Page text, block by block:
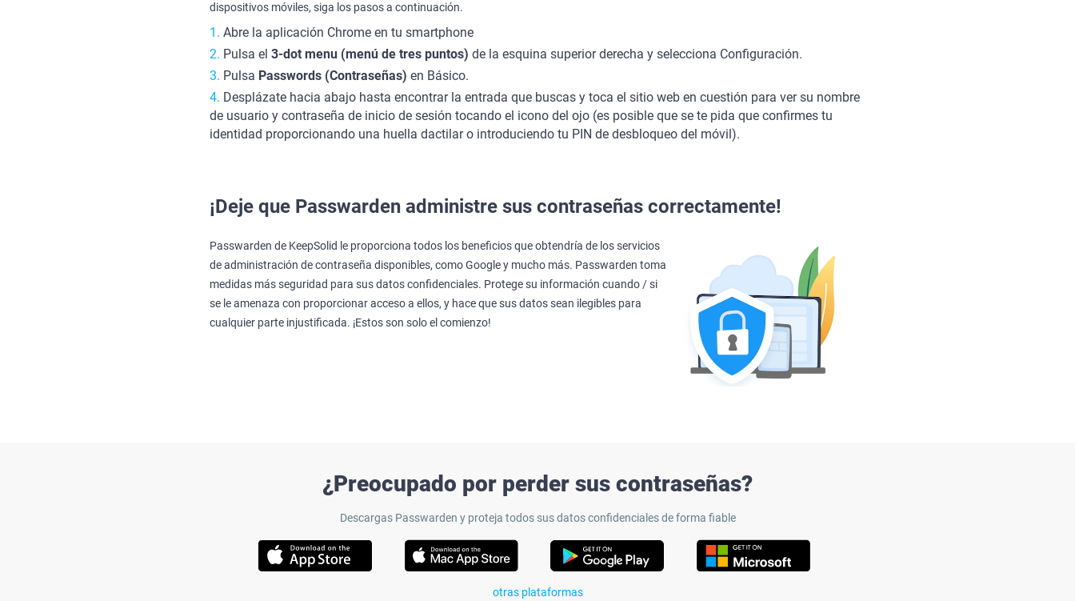
dispositivos móviles, siga los pasos a continuación.
Abre la aplicación Chrome en tu smartphone
Pulsa el 3-dot menu (menú de tres puntos) de la esquina superior derecha y selecciona Configuración.
Pulsa Passwords (Contraseñas) en Básico.
Desplázate hacia abajo hasta encontrar la entrada que buscas y toca el sitio web en cuestión para ver su nombre
de usuario y contraseña de inicio de sesión tocando el icono del ojo (es posible que se te pida que confirmes tu
identidad proporcionando una huella dactilar o introduciendo tu PIN de desbloqueo del móvil).
¡Deje que Passwarden administre sus contraseñas correctamente!
Passwarden de KeepSolid le proporciona todos los beneficios que obtendría de los servicios
de administración de contraseña disponibles, como Google y mucho más. Passwarden toma
medidas más seguridad para sus datos confidenciales. Protege su información cuando / si
se le amenaza con proporcionar acceso a ellos, y hace que sus datos sean ilegibles para
cualquier parte injustificada. ¡Estos son solo el comienzo!
¿Preocupado por perder sus contraseñas?
Descargas Passwarden y proteja todos sus datos confidenciales de forma fiable
otras plataformas